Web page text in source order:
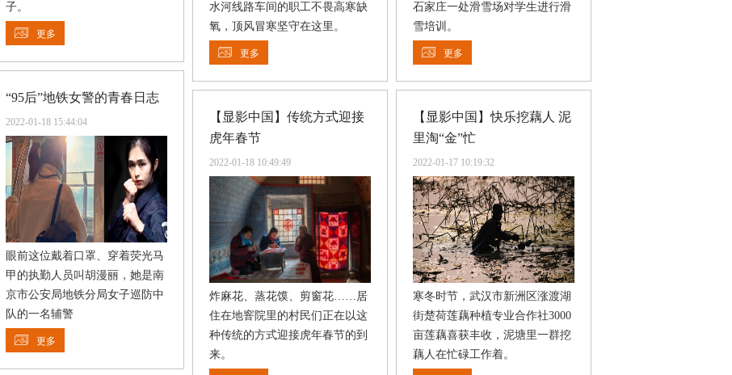
水河线路车间的职工不畏高寒缺
氧，顶风冒寒坚守在这里。
更多
石家庄一处滑雪场对学生进行滑
雪培训。
更多
子。
更多
“95后”地铁女警的青春日志
2022-01-18 15:44:04
眼前这位戴着口罩、穿着荧光马
甲的执勤人员叫胡漫丽，她是南
京市公安局地铁分局女子巡防中
队的一名辅警
更多
【显影中国】传统方式迎接
虎年春节
2022-01-18 10:49:49
炸麻花、蒸花馍、剪窗花……居
住在地窨院里的村民们正在以这
种传统的方式迎接虎年春节的到
来。
【显影中国】快乐挖藕人 泥
里淘“金”忙
2022-01-17 10:19:32
寒冬时节，武汉市新洲区涨渡湖
街楚荷莲藕种植专业合作社3000
亩莲藕喜获丰收，泥塘里一群挖
藕人在忙碌工作着。